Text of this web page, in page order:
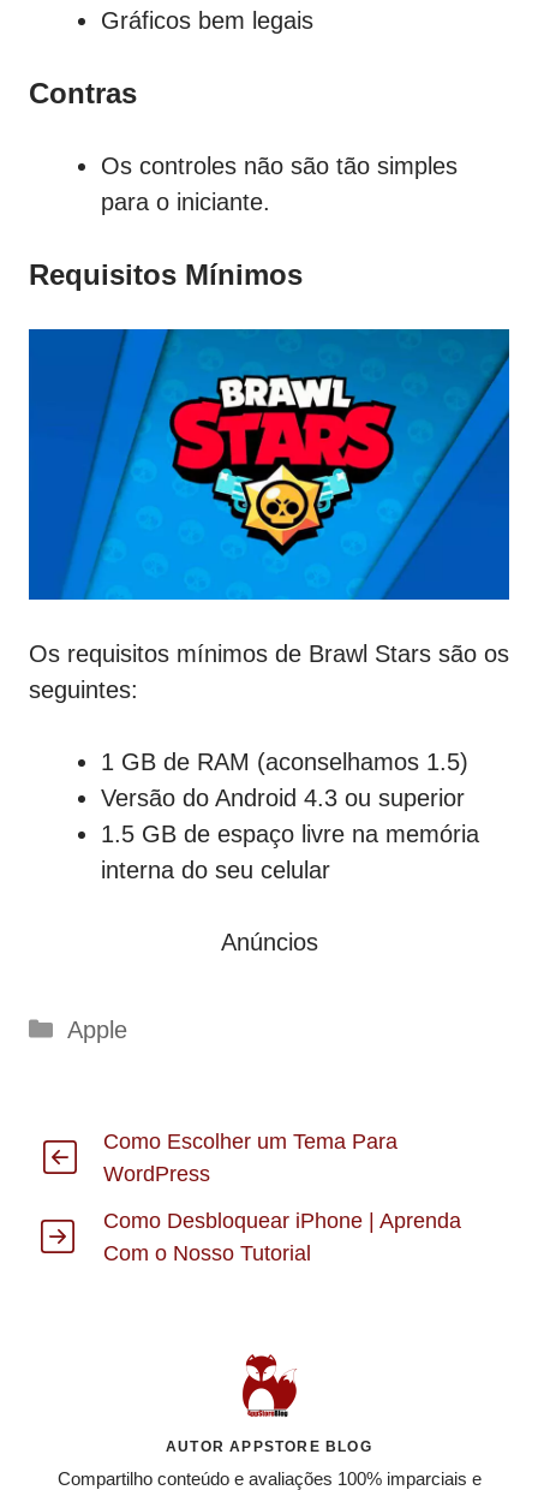
Gráficos bem legais
Contras
Os controles não são tão simples
para o iniciante.
Requisitos Mínimos
Os requisitos mínimos de Brawl Stars são os
seguintes:
1 GB de RAM (aconselhamos 1.5)
Versão do Android 4.3 ou superior
1.5 GB de espaço livre na memória
interna do seu celular
Anúncios
Categorias
Apple
Como Escolher um Tema Para
WordPress
Como Desbloquear iPhone | Aprenda
Com o Nosso Tutorial
AUTOR APPSTORE BLOG
Compartilho conteúdo e avaliações 100% imparciais e